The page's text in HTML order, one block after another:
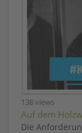
138 views
Auf dem
Die